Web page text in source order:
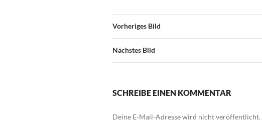
Vorheriges Bild
Nächstes Bild
SCHREIBE EINEN KOMMENTAR
Deine E-Mail-Adresse wird nicht veröffentlicht.